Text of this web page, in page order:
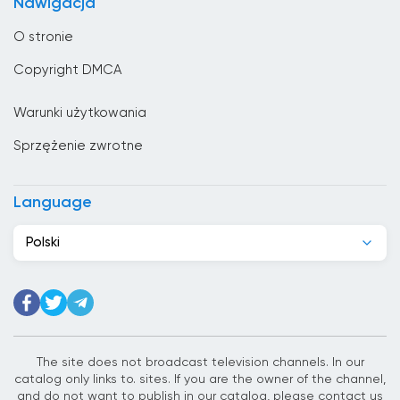
Cypr
Czarnogóra
Dżibuti
Ekwador
El Salvador
Nawigacja
O stronie
Copyright DMCA
Warunki użytkowania
Sprzężenie zwrotne
Language
Polski
The site does not broadcast television channels. In our
catalog only links to. sites. If you are the owner of the channel,
and do not want to publish in our catalog, please contact us